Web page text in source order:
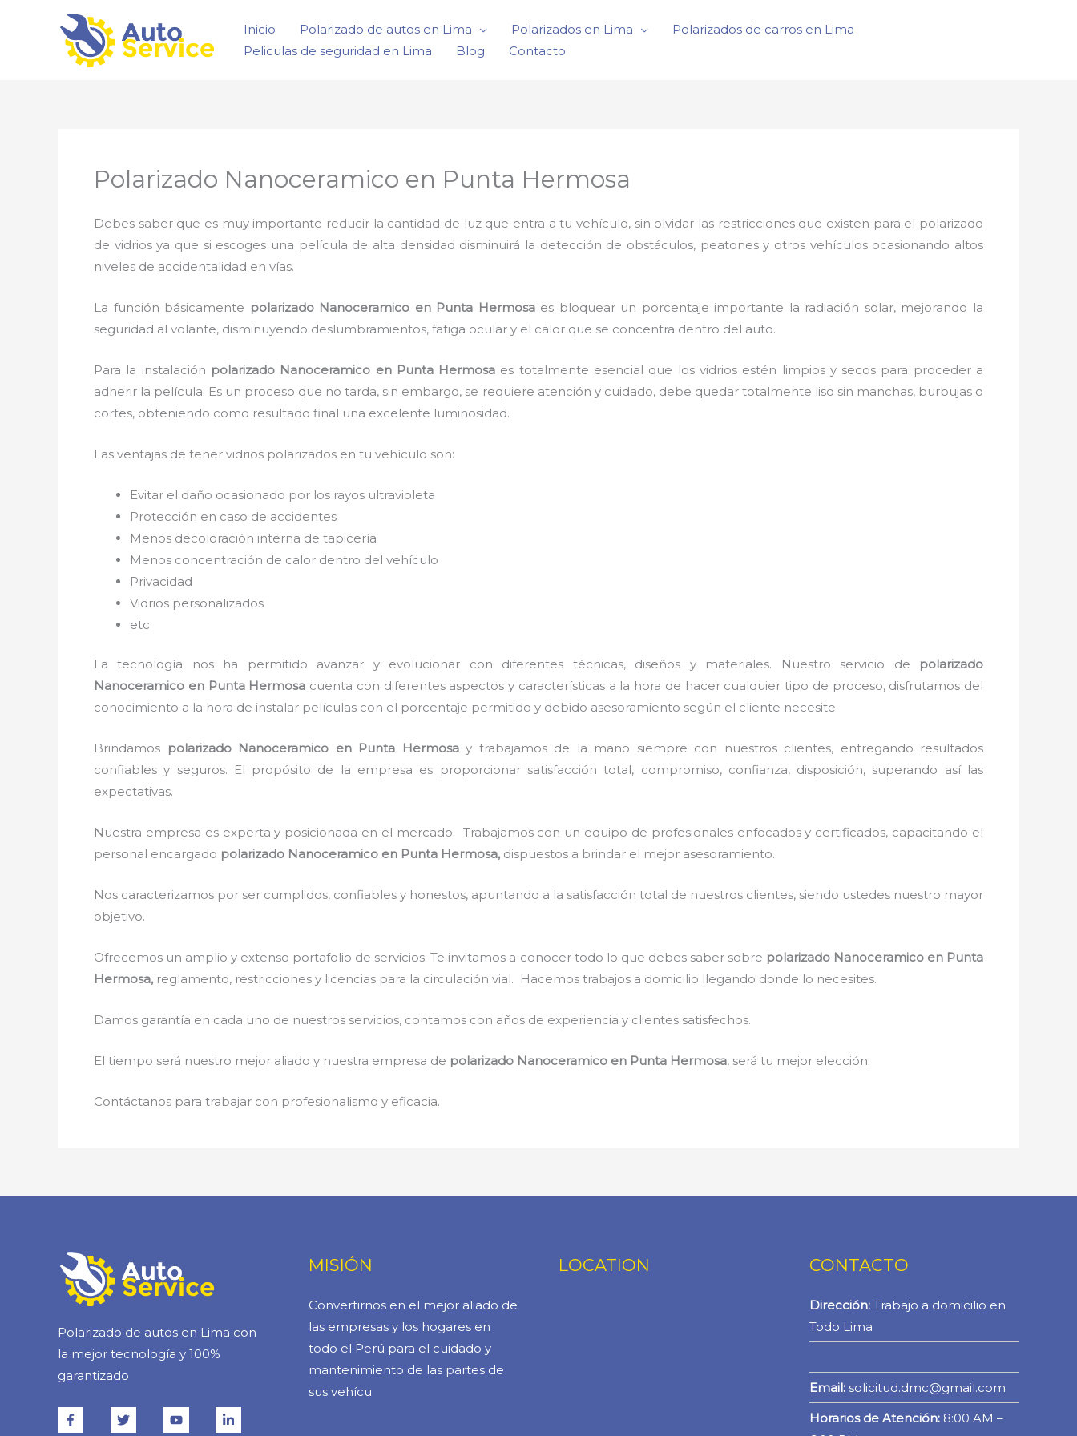
Inicio Polarizado de autos en Lima Polarizados en Lima
Polarizados de carros en Lima
Peliculas de seguridad en Lima
Blog Contacto
Polarizado Nanoceramico en Punta Hermosa
Debes saber que es muy importante reducir la cantidad de luz que entra a tu vehículo, sin olvidar las restricciones que existen para el polarizado
de vidrios ya que si escoges una película de alta densidad disminuirá la detección de obstáculos, peatones y otros vehículos ocasionando altos
niveles de accidentalidad en vías.
La función básicamente polarizado Nanoceramico en Punta Hermosa es bloquear un porcentaje importante la radiación solar, mejorando la
seguridad al volante, disminuyendo deslumbramientos, fatiga ocular y el calor que se concentra dentro del auto.
Para la instalación polarizado Nanoceramico en Punta Hermosa es totalmente esencial que los vidrios estén limpios y secos para proceder a
adherir la película. Es un proceso que no tarda, sin embargo, se requiere atención y cuidado, debe quedar totalmente liso sin manchas, burbujas o
cortes, obteniendo como resultado final una excelente luminosidad.
Las ventajas de tener vidrios polarizados en tu vehículo son:
Evitar el daño ocasionado por los rayos ultravioleta
Protección en caso de accidentes
Menos decoloración interna de tapicería
Menos concentración de calor dentro del vehículo
Privacidad
Vidrios personalizados
etc
La tecnología nos ha permitido avanzar y evolucionar con diferentes técnicas, diseños y materiales. Nuestro servicio de polarizado
Nanoceramico en Punta Hermosa cuenta con diferentes aspectos y características a la hora de hacer cualquier tipo de proceso, disfrutamos del
conocimiento a la hora de instalar películas con el porcentaje permitido y debido asesoramiento según el cliente necesite.
Brindamos polarizado Nanoceramico en Punta Hermosa y trabajamos de la mano siempre con nuestros clientes, entregando resultados
confiables y seguros. El propósito de la empresa es proporcionar satisfacción total, compromiso, confianza, disposición, superando así las
expectativas.
Nuestra empresa es experta y posicionada en el mercado. Trabajamos con un equipo de profesionales enfocados y certificados, capacitando el
personal encargado polarizado Nanoceramico en Punta Hermosa, dispuestos a brindar el mejor asesoramiento.
Nos caracterizamos por ser cumplidos, confiables y honestos, apuntando a la satisfacción total de nuestros clientes, siendo ustedes nuestro mayor
objetivo.
Ofrecemos un amplio y extenso portafolio de servicios. Te invitamos a conocer todo lo que debes saber sobre polarizado Nanoceramico en Punta
Hermosa, reglamento, restricciones y licencias para la circulación vial. Hacemos trabajos a domicilio llegando donde lo necesites.
Damos garantía en cada uno de nuestros servicios, contamos con años de experiencia y clientes satisfechos.
El tiempo será nuestro mejor aliado y nuestra empresa de polarizado Nanoceramico en Punta Hermosa, será tu mejor elección.
Contáctanos para trabajar con profesionalismo y eficacia.
Polarizado de autos en Lima con
la mejor tecnología y 100%
garantizado
MISIÓN
Convertirnos en el mejor aliado de
las empresas y los hogares en
todo el Perú para el cuidado y
mantenimiento de las partes de
sus vehícu
LOCATION CONTACTO
Dirección:Trabajo a domicilio en
Todo Lima
Email: solicitud.dmc@gmail.com
Horarios de Atención:8:00 AM –